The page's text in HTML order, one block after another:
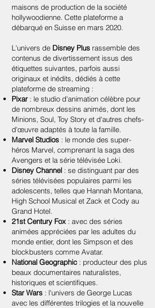
maisons de production de la société
hollywoodienne. Cette plateforme a
débarqué en Suisse en mars 2020.
L'univers de Disney Plus rassemble des
contenus de divertissement issus des
étiquettes suivantes, parfois aussi
originaux et inédits, dédiés à cette
plateforme de streaming :
Pixar : le studio d'animation célèbre pour
de nombreux dessins animés, dont les
Minions, Soul, Toy Story et d'autres chefs-
d'œuvre adaptés à toute la famille.
Marvel Studios : le monde des super-
héros Marvel, comprenant la saga des
Avengers et la série télévisée Loki.
Disney Channel : se distinguant par des
séries télévisées populaires parmi les
adolescents, telles que Hannah Montana,
High School Musical et Zack et Cody au
Grand Hotel.
21st Century Fox : avec des séries
animées appréciées par les adultes du
monde entier, dont les Simpson et des
blockbusters comme Avatar.
National Geographic: producteur des plus
beaux documentaires naturalistes,
historiques et scientifiques.
Star Wars : l'univers de George Lucas
avec les différentes trilogies et la nouvelle